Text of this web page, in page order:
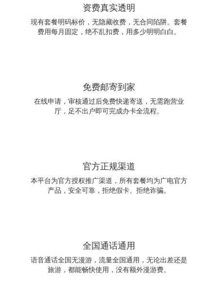
资费真实透明
现有套餐明码标价，无隐藏收费，无合同陷阱。套餐
费用每月固定，绝不乱扣费，用多少明明白白。
免费邮寄到家
在线申请，审核通过后免费快递寄送，无需跑营业
厅，足不出户即可完成办卡全流程。
官方正规渠道
本平台为官方授权推广渠道，所有套餐均为广电官方
产品，安全可靠，拒绝假卡、拒绝诈骗。
全国通话通用
语音通话全国无漫游，流量全国通用，无论出差还是
旅游，都能畅快使用，没有额外漫游费。